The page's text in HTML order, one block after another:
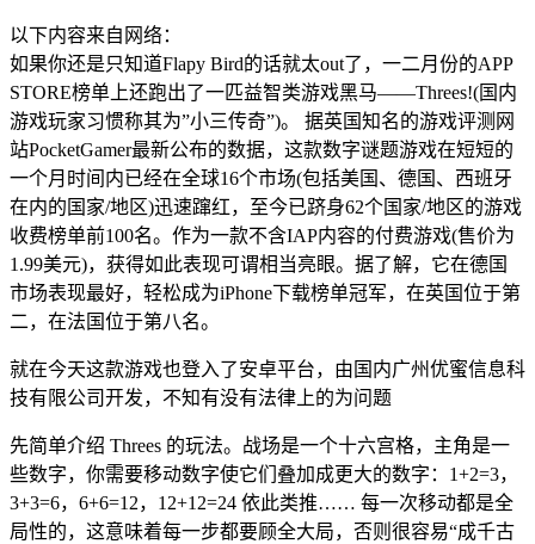
以下内容来自网络：
如果你还是只知道Flapy Bird的话就太out了，一二月份的APP
STORE榜单上还跑出了一匹益智类游戏黑马——Threes!(国内
游戏玩家习惯称其为”小三传奇”)。 据英国知名的游戏评测网
站PocketGamer最新公布的数据，这款数字谜题游戏在短短的
一个月时间内已经在全球16个市场(包括美国、德国、西班牙
在内的国家/地区)迅速蹿红，至今已跻身62个国家/地区的游戏
收费榜单前100名。作为一款不含IAP内容的付费游戏(售价为
1.99美元)，获得如此表现可谓相当亮眼。据了解，它在德国
市场表现最好，轻松成为iPhone下载榜单冠军，在英国位于第
二，在法国位于第八名。
就在今天这款游戏也登入了安卓平台，由国内广州优蜜信息科
技有限公司开发，不知有没有法律上的为问题
先简单介绍 Threes 的玩法。战场是一个十六宫格，主角是一
些数字，你需要移动数字使它们叠加成更大的数字：1+2=3，
3+3=6，6+6=12，12+12=24 依此类推…… 每一次移动都是全
局性的，这意味着每一步都要顾全大局，否则很容易“成千古